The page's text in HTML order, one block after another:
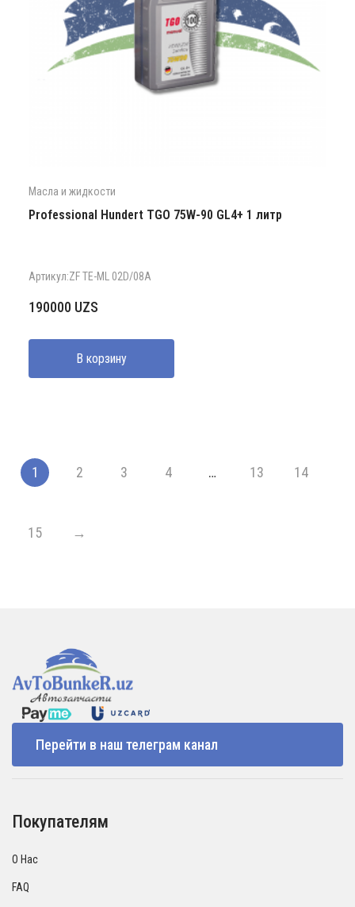
Масла и жидкости
Professional Hundert TGO 75W-90 GL4+ 1 литр
Артикул:ZF TE-ML 02D/08A
190000 UZS
В корзину
1 2 3 4 … 13 14
15 →
Перейти в наш телеграм канал
Покупателям
О Нас
FAQ